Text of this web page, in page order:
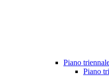
Piano
Piano